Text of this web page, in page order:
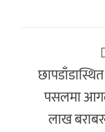
पसलमा
लाख